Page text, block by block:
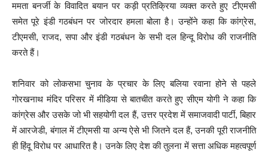
ममता बनर्जी के विवादित बयान पर कड़ी प्रतिक्रिया व्यक्त करते हुए टीएमसी
समेत पूरे इंडी गठबंधन पर जोरदार हमला बोला है। उन्होंने कहा कि कांग्रेस,
टीएमसी, राजद, सपा और इंडी गठबंधन के सभी दल हिन्दू विरोध की राजनीति
करते हैं।
शनिवार को लोकसभा चुनाव के प्रचार के लिए बलिया रवाना होने से पहले
गोरखनाथ मंदिर परिसर में मीडिया से बातचीत करते हुए सीएम योगी ने कहा कि
कांग्रेस और उसके जो भी सहयोगी दल हैं, उत्तर प्रदेश में समाजवादी पार्टी, बिहार
में आरजेडी, बंगाल में टीएमसी या अन्य ऐसे भी जितने दल हैं, उनकी पूरी राजनीति
ही हिंदू विरोध पर आधारित है। उनके लिए देश की तुलना में सत्ता अधिक महत्वपूर्ण